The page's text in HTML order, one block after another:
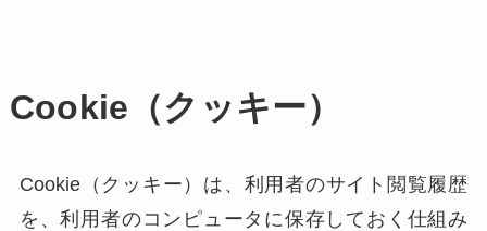
Cookie（クッキー）
Cookie（クッキー）は、利用者のサイト閲覧履歴
を、利用者のコンピュータに保存しておく仕組み